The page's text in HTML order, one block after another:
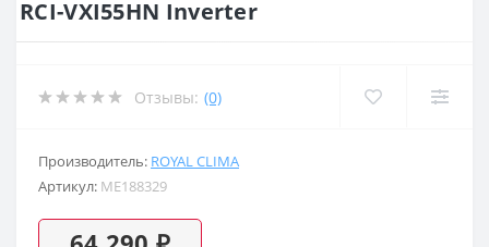
RCI-VXI55HN Inverter
Отзывы: (0)
Производитель: ROYAL CLIMA
Артикул: ME188329